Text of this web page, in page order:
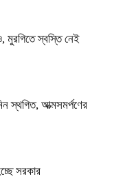
মুরগিতে স্বস্তি নেই
স্থগিত, আত্মসমর্পণের
সরকার